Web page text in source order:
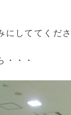
にしててくだ
・・・